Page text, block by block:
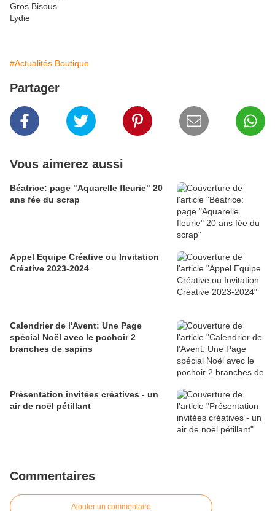
Gros Bisous
Lydie
#Actualités Boutique
Partager
Vous aimerez aussi
Béatrice: page "Aquarelle fleurie" 20
ans fée du scrap
Appel Equipe Créative ou Invitation
Créative 2023-2024
Calendrier de l'Avent: Une Page
spécial Noël avec le pochoir 2
branches de sapins
Présentation invitées créatives - un
air de noël pétillant
Commentaires
Ajouter un commentaire